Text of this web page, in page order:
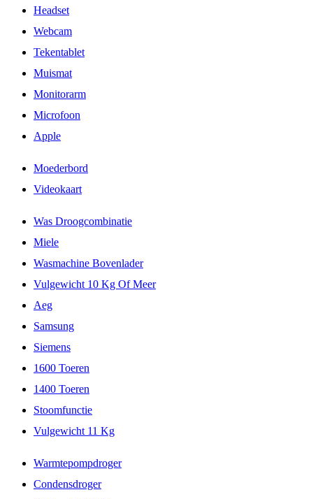
Headset
Webcam
Tekentablet
Muismat
Monitorarm
Microfoon
Apple
Moederbord
Videokaart
Was Droogcombinatie
Miele
Wasmachine Bovenlader
Vulgewicht 10 Kg Of Meer
Aeg
Samsung
Siemens
1600 Toeren
1400 Toeren
Stoomfunctie
Vulgewicht 11 Kg
Warmtepompdroger
Condensdroger